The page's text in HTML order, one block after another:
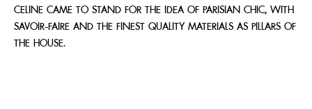
CELINE CAME TO STAND FOR THE IDEA OF PARISIAN CHIC, WITH
SAVOIR-FAIRE AND THE FINEST QUALITY MATERIALS AS PILLARS OF
THE HOUSE.